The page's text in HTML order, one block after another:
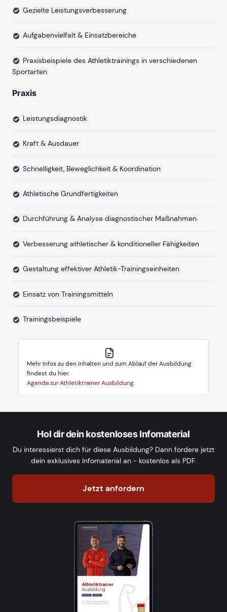
Gezielte Leistungsverbesserung
Aufgabenvielfalt & Einsatzbereiche
Praxisbeispiele des Athletiktrainings in verschiedenen
Sportarten
Praxis
Leistungsdiagnostik
Kraft & Ausdauer
Schnelligkeit, Beweglichkeit & Koordination
Athletische Grundfertigkeiten
Durchführung & Analyse diagnostischer Maßnahmen
Verbesserung athletischer & konditioneller Fähigkeiten
Gestaltung effektiver Athletik-Trainingseinheiten
Einsatz von Trainingsmitteln
Trainingsbeispiele
Mehr Infos zu den Inhalten und zum Ablauf der Ausbildung
findest du hier:
Agenda zur Athletiktrainer Ausbildung.
Hol dir dein kostenloses Infomaterial
Du interessierst dich für diese Ausbildung? Dann fordere jetzt
dein exklusives Infomaterial an - kostenlos als PDF.
Jetzt anfordern